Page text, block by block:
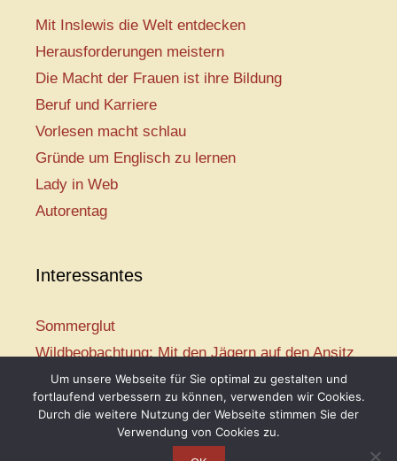
Mit Inslewis die Welt entdecken
Herausforderungen meistern
Die Macht der Frauen ist ihre Bildung
Beruf und Karriere
Vorlesen macht schlau
Gründe um Englisch zu lernen
Lady in Web
Autorentag
Interessantes
Sommerglut
Wildbeobachtung: Mit den Jägern auf den Ansitz
Mir ist so heiß
Mission: Rettungsschwimmer
Vogelwelt-Entdeckertour
Um unsere Webseite für Sie optimal zu gestalten und
fortlaufend verbessern zu können, verwenden wir Cookies.
Durch die weitere Nutzung der Webseite stimmen Sie der
Verwendung von Cookies zu.